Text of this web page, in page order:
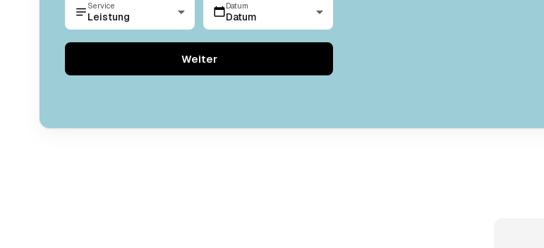
Service
Leistung
Datum
Datum
Weiter